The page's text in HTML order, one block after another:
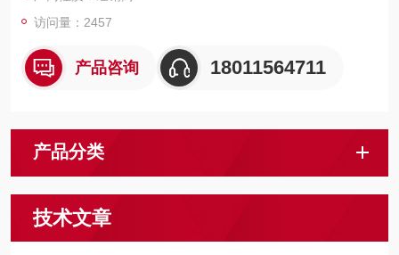
访问量：2457
产品咨询 18011564711
产品分类
技术文章